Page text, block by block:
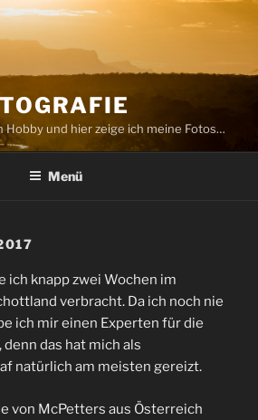
Hobby und hier zeige ich meine Fotos…
Menü
ich knapp zwei Wochen im
verbracht. Da ich noch nie
ich mir einen Experten für die
das hat mich als
natürlich am meisten gereizt.
von McPetters aus Österreich